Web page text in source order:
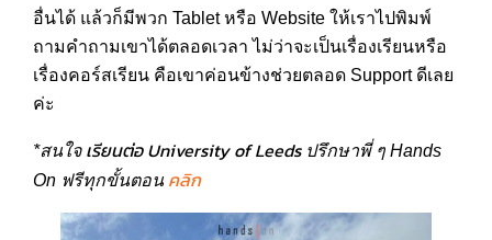
อื่นได้ แล้วก็มีพวก Tablet หรือ Website ให้เราไปพิมพ์
ถามคำถามเขาได้ตลอดเวลา ไม่ว่าจะเป็นเรื่องเรียนหรือ
เรื่องคอร์สเรียน คือเขาค่อนข้างช่วยตลอด Support ดีเลย
ค่ะ
*สนใจ เรียนต่อ University of Leedsปรึกษาพี่ ๆ Hands
On ฟรีทุกขั้นตอน คลิก